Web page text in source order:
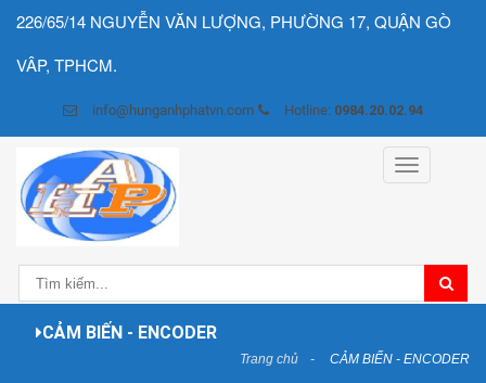
226/65/14 NGUYỄN VĂN LƯỢNG, PHƯỜNG 17, QUẬN GÒ
VÂP, TPHCM.
info@hunganhphatvn.com Hotline: 0984.20.02.94
Toggle
navigation
CẢM BIẾN - ENCODER
Trang chủ CẢM BIẾN - ENCODER